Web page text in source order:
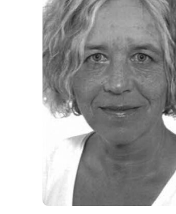
REISEFÜHRER
REISEMAGAZINE
THEMEN
ANGEBOTE